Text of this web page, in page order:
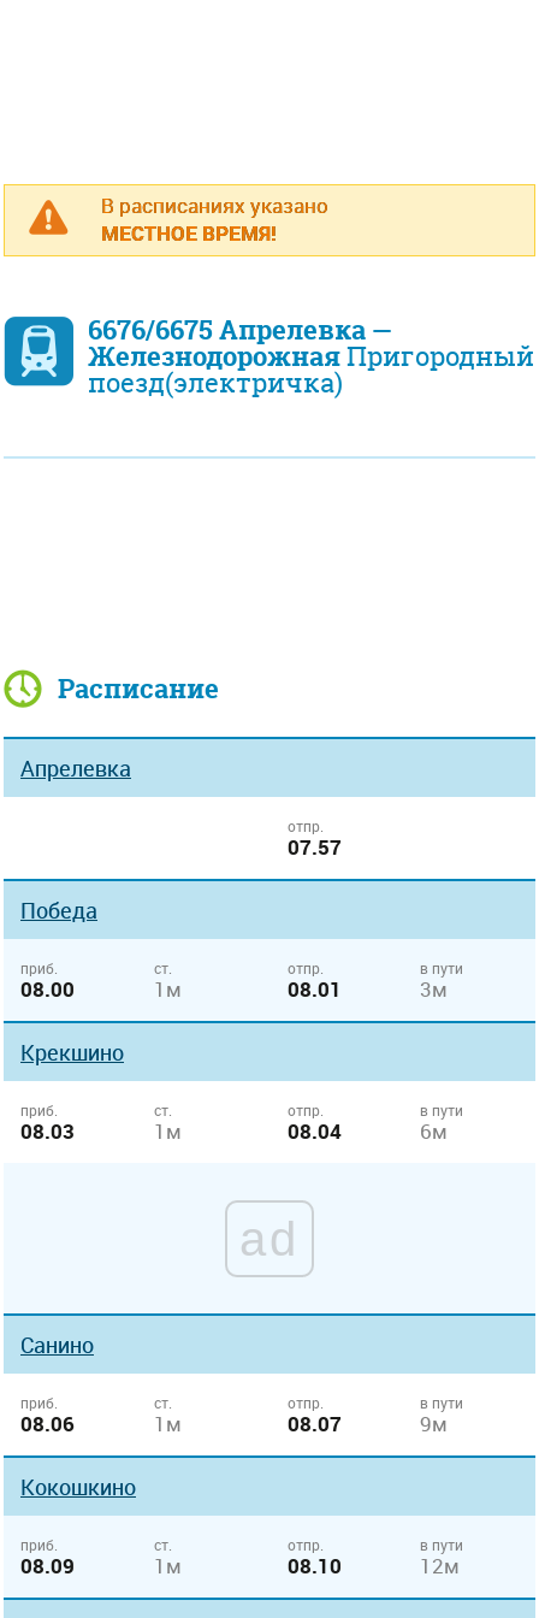
В расписаниях указано
МЕСТНОЕ ВРЕМЯ!
6676/6675 Апрелевка —
ЖелезнодорожнаяПригородный
поезд(электричка)
Расписание
Апрелевка
отпр.
07.57
Победа
приб.
08.00
ст.
1м
отпр.
08.01
в пути
3м
Крекшино
приб.
08.03
ст.
1м
отпр.
08.04
в пути
6м
ad
Санино
приб.
08.06
ст.
1м
отпр.
08.07
в пути
9м
Кокошкино
приб.
08.09
ст.
1м
отпр.
08.10
в пути
12м